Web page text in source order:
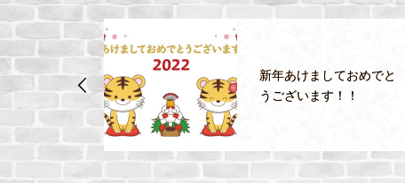
おめでと
！
明日2月22日(月)『江別野
幌店』GRAND OPEN!!